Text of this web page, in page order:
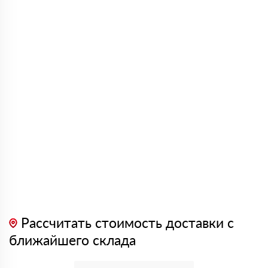
Рассчитать стоимость доставки с
ближайшего склада